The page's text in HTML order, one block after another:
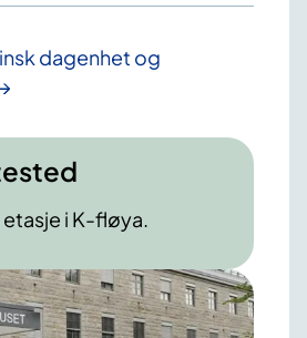
dagenhet og
i K-fløya.